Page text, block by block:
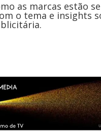
as marcas estão se
o tema e insights